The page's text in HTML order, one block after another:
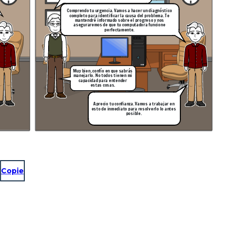
Aprecio tu confianza. Vamos a trabajar en
esto de inmediato para resolverlo lo antes
posible.
Comprendo tu urgencia. Vamos a hacer un diagnóstico
completo para identificar la causa del problema. Te
mantendré informado sobre el progreso y nos
aseguraremos de que tu computadora funcione
perfectamente.
Muy bien, confío en que sabrás
manejarlo. No todos tienen mi
capacidad para entender
estas cosas.
Copie